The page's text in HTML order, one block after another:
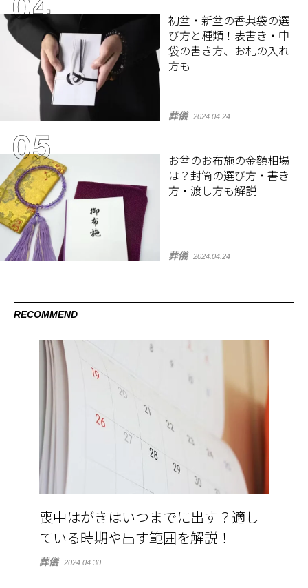
初盆・新盆の香典袋の選
び方と種類！表書き・中
袋の書き方、お札の入れ
方も
葬儀 2024.04.24
お盆のお布施の金額相場
は？封筒の選び方・書き
方・渡し方も解説
葬儀 2024.04.24
RECOMMEND
喪中はがきはいつまでに出す？適し
ている時期や出す範囲を解説！
葬儀 2024.04.30